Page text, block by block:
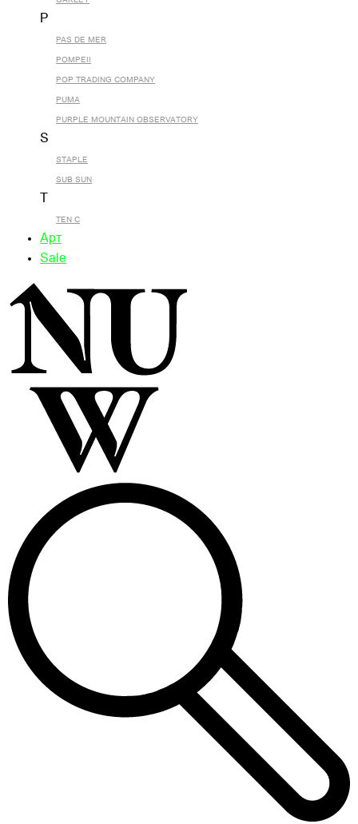
P
PAS DE MER
POMPEII
POP TRADING COMPANY
PUMA
PURPLE MOUNTAIN OBSERVATORY
S
STAPLE
SUB SUN
TEN C
Арт
Sale